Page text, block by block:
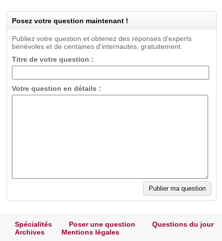
Posez votre question maintenant !
Publiez votre question et obtenez des réponses d'experts
bénévoles et de centaines d'internautes, gratuitement.
Titre de votre question :
Votre question en détails :
Spécialités Poser une question
Questions du jour
Archives
Mentions légales